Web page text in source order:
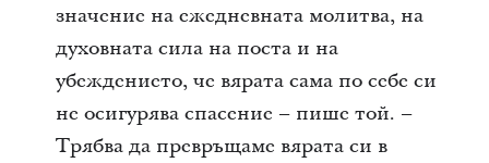
значение на ежедневната молитва, на
духовната сила на поста и на
убеждението, че вярата сама по себе си
не осигурява спасение – пише той. –
Трябва да превръщаме вярата си в